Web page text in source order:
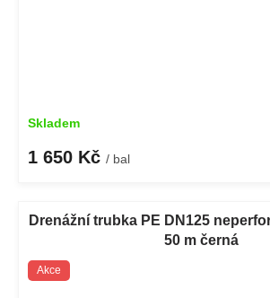
Skladem
1 650 Kč / bal
Drenážní trubka PE DN125
50 m černá
Akce